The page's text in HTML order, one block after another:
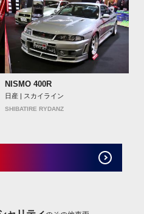
NISMO 400R
日産 | スカイライン
SHIBATIRE RYDANZ